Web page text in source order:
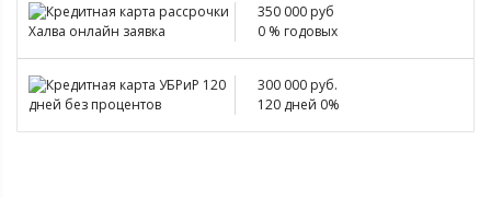
350 000 руб
0 % годовых
300 000 руб.
120 дней 0%